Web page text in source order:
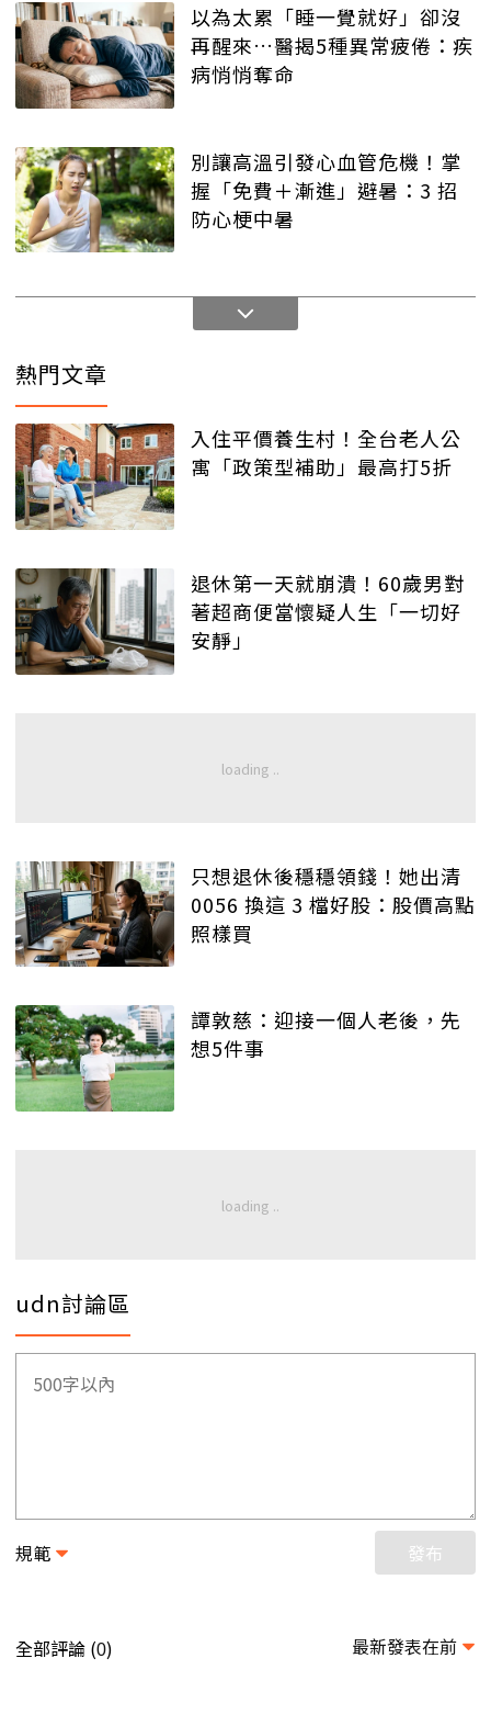
以為太累「睡一覺就好」卻沒
再醒來…醫揭5種異常疲倦：疾
病悄悄奪命
別讓高溫引發心血管危機！掌
握「免費＋漸進」避暑：3 招
防心梗中暑
熱門文章
入住平價養生村！全台老人公
寓「政策型補助」最高打5折
退休第一天就崩潰！60歲男對
著超商便當懷疑人生「一切好
安靜」
只想退休後穩穩領錢！她出清
0056 換這 3 檔好股：股價高點
照樣買
譚敦慈：迎接一個人老後，先
想5件事
udn討論區
規範 發布
全部評論 (0) 最新發表在前